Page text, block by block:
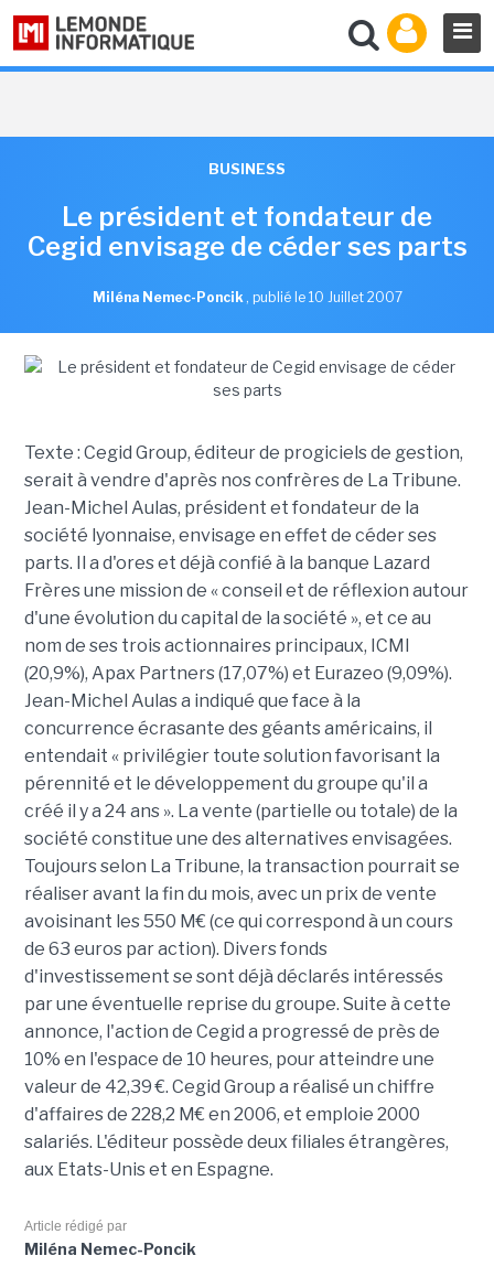
BUSINESS
Le président et fondateur de
Cegid envisage de céder ses parts
Miléna Nemec-Poncik , publié le 10 Juillet 2007
Texte : Cegid Group, éditeur de progiciels de gestion,
serait à vendre d'après nos confrères de La Tribune.
Jean-Michel Aulas, président et fondateur de la
société lyonnaise, envisage en effet de céder ses
parts. Il a d'ores et déjà confié à la banque Lazard
Frères une mission de « conseil et de réflexion autour
d'une évolution du capital de la société », et ce au
nom de ses trois actionnaires principaux, ICMI
(20,9%), Apax Partners (17,07%) et Eurazeo (9,09%).
Jean-Michel Aulas a indiqué que face à la
concurrence écrasante des géants américains, il
entendait « privilégier toute solution favorisant la
pérennité et le développement du groupe qu'il a
créé il y a 24 ans ». La vente (partielle ou totale) de la
société constitue une des alternatives envisagées.
Toujours selon La Tribune, la transaction pourrait se
réaliser avant la fin du mois, avec un prix de vente
avoisinant les 550 M€ (ce qui correspond à un cours
de 63 euros par action). Divers fonds
d'investissement se sont déjà déclarés intéressés
par une éventuelle reprise du groupe. Suite à cette
annonce, l'action de Cegid a progressé de près de
10% en l'espace de 10 heures, pour atteindre une
valeur de 42,39 €. Cegid Group a réalisé un chiffre
d'affaires de 228,2 M€ en 2006, et emploie 2000
salariés. L'éditeur possède deux filiales étrangères,
aux Etats-Unis et en Espagne.
Article rédigé par
Miléna Nemec-Poncik